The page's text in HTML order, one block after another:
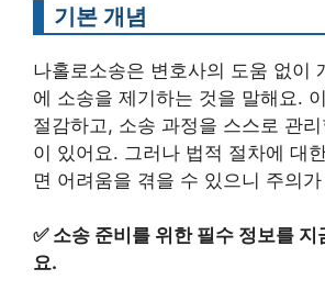
기본 개념
나홀로소송은 변호사의 도움 없이
에 소송을 제기하는 것을 말해요.
절감하고, 소송 과정을 스스로 관
이 있어요. 그러나 법적 절차에 대
면 어려움을 겪을 수 있으니 주의
✅ 소송 준비를 위한 필수 정보를 지
요.